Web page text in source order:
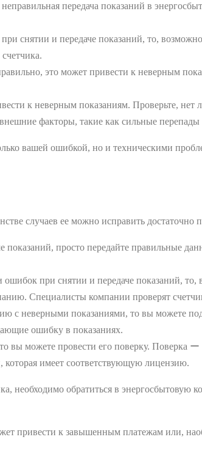
передача показаний в
снятии и передаче показаний, то,
это может привести к неверным
к неверным показаниям. Проверьте,
факторы, такие как сильные
вашей ошибкой, но и техническими
случаев ее можно исправить достаточно
показаний, просто передайте правильные
при снятии и передаче показаний, то,
Специалисты компании проверят
с неверными показаниями, то вы можете
ошибку в показаниях.
вы можете провести его поверку. Поверка ー
имеет соответствующую лицензию.
необходимо обратиться в энергосбытовую
привести к завышенным платежам или,